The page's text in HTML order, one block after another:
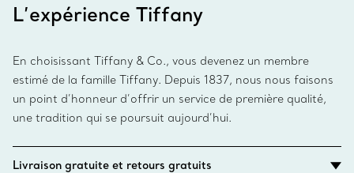
L’expérience Tiffany
En choisissant Tiffany & Co., vous devenez un membre
estimé de la famille Tiffany. Depuis 1837, nous nous faisons
un point d’honneur d’offrir un service de première qualité,
une tradition qui se poursuit aujourd’hui.
Livraison gratuite et retours gratuits